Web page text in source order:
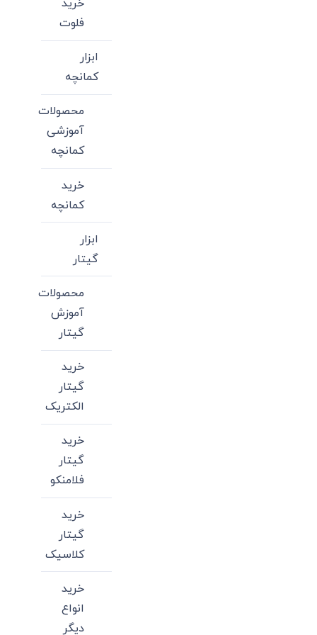
خرید
فلوت
ابزار
کمانچه
محصولات
آموزشی
کمانچه
خرید
کمانچه
ابزار
گیتار
محصولات
آموزش
گیتار
خرید
گیتار
الکتریک
خرید
گیتار
فلامنکو
خرید
گیتار
کلاسیک
خرید
انواع
دیگر